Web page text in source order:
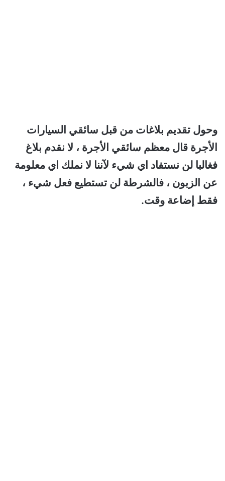
وحول تقديم بلاغات من قبل سائقي السيارات
الأجرة قال معظم سائقي الأجرة ، لا نقدم بلاغ
فغالبا لن نستفاد اي شيء لآننا لا نملك اي معلومة
عن الزبون ، فالشرطة لن تستطيع فعل شيء ،
فقط إضاعة وقت.